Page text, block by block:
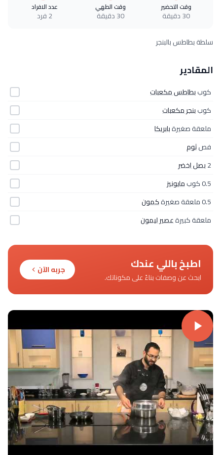
وقت التحضير
30 دقيقة
وقت الطهي
30 دقيقة
عدد الافراد
2 فرد
سلطة بطاطس بالبنجر
المقادير
كوببطاطس مكعبات
كوببنجر مكعبات
ملعقة صغيرةبابريكا
فصثوم
2بصل اخضر
0.5 كوب
مايونيز
0.5 ملعقة صغيرة
كمون
ملعقة كبيرةعصير ليمون
اطبخ باللي عندك
ابحث عن وصفات بناءً على مكوناتك.
جربه الآن